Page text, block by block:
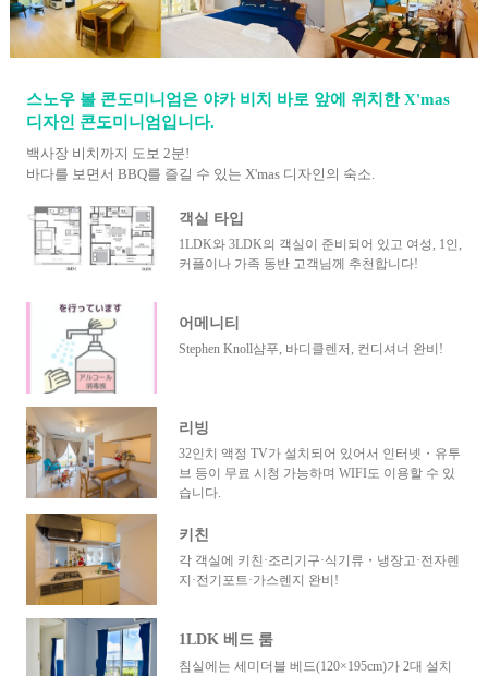
스노우 볼 콘도미니엄은 야카 비치 바로 앞에 위치한 X'mas
디자인 콘도미니엄입니다.
백사장 비치까지 도보 2분!
바다를 보면서 BBQ를 즐길 수 있는 X'mas 디자인의 숙소.
객실 타입
1LDK와 3LDK의 객실이 준비되어 있고 여성, 1인,
커플이나 가족 동반 고객님께 추천합니다!
어메니티
Stephen Knoll샴푸, 바디클렌저, 컨디셔너 완비!
리빙
32인치 액정 TV가 설치되어 있어서 인터넷・유투
브 등이 무료 시청 가능하며 WIFI도 이용할 수 있
습니다.
키친
각 객실에 키친·조리기구·식기류・냉장고·전자렌
지·전기포트·가스렌지 완비!
1LDK 베드 룸
침실에는 세미더블 베드(120×195cm)가 2대 설치